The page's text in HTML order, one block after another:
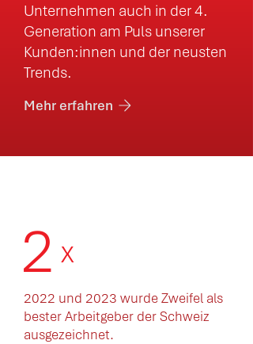
Unternehmen auch in der 4.
Generation am Puls unserer
Kunden:innen und der neusten
Trends.
Mehr erfahren
2 x
2022 und 2023 wurde Zweifel als
bester Arbeitgeber der Schweiz
ausgezeichnet.